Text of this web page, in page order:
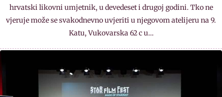
hrvatski likovni umjetnik, u devedeset i drugoj godini. Tko ne
vjeruje može se svakodnevno uvjeriti u njegovom atelijeru na 9.
Katu, Vukovarska 62 c u…